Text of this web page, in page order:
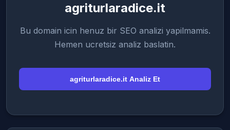
agriturlaradice.it
Bu domain icin henuz bir SEO analizi yapilmamis.
Hemen ucretsiz analiz baslatin.
agriturlaradice.it Analiz Et